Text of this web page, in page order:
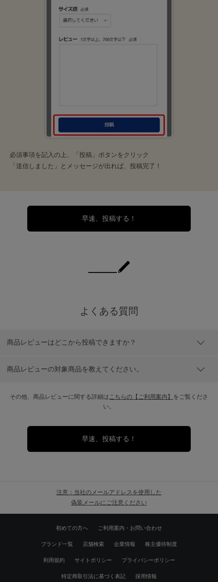
必須事項を記入の上、「投稿」ボタンをクリック
「送信しました」とメッセージが出れば、投稿完了！
早速、投稿する！
よくある質問
商品レビューはどこから投稿できますか？
商品レビューの対象商品を教えてください。
その他、商品レビューに関する詳細は こちらの【ご利用案内】 をご覧くださ
い。
早速、投稿する！
注意：当社のメールアドレスを使用した
偽装メールにご注意ください
初めての方へ ご利用案内・お問い合わせ
ブランド一覧 店舗検索 企業情報 株主優待制度
利用規約 サイトポリシー プライバシーポリシー
特定商取引法に基づく表記 採用情報